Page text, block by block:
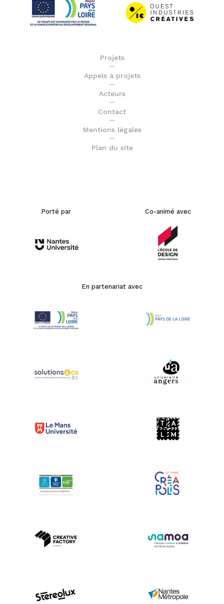
Projets
Appels à projets
Acteurs
Contact
Mentions légales
Plan du site
Porté par Co-animé avec
En partenariat avec